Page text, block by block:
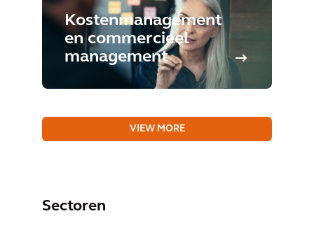
Kostenmanagement
en commercieel
management
VIEW MORE
Sectoren